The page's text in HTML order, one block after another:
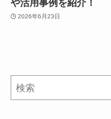
や活用事例を紹介！
2026年6月23日